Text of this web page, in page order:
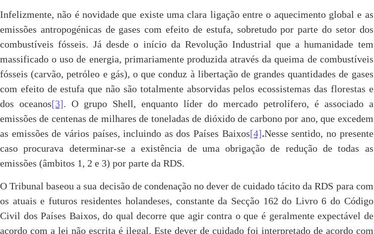
Infelizmente, não é novidade que existe uma clara ligação entre o aquecimento global e as
emissões antropogénicas de gases com efeito de estufa, sobretudo por parte do setor dos
combustíveis fósseis. Já desde o início da Revolução Industrial que a humanidade tem
massificado o uso de energia, primariamente produzida através da queima de combustíveis
fósseis (carvão, petróleo e gás), o que conduz à libertação de grandes quantidades de gases
com efeito de estufa que não são totalmente absorvidas pelos ecossistemas das florestas e
dos oceanos[3]. O grupo Shell, enquanto líder do mercado petrolífero, é associado a
emissões de centenas de milhares de toneladas de dióxido de carbono por ano, que excedem
as emissões de vários países, incluindo as dos Países Baixos[4].Nesse sentido, no presente
caso procurava determinar-se a existência de uma obrigação de redução de todas as
emissões (âmbitos 1, 2 e 3) por parte da RDS.
O Tribunal baseou a sua decisão de condenação no dever de cuidado tácito da RDS para com
os atuais e futuros residentes holandeses, constante da Secção 162 do Livro 6 do Código
Civil dos Países Baixos, do qual decorre que agir contra o que é geralmente expectável de
acordo com a lei não escrita é ilegal. Este dever de cuidado foi interpretado de acordo com